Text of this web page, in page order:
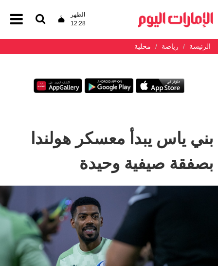
الظهر
12:28
الرئيسة رياضة محلية
بني ياس يبدأ معسكر هولندا
بصفقة صيفية وحيدة